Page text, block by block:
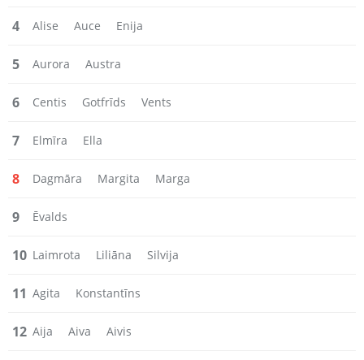
4 Alise Auce Enija
5 Aurora Austra
6 Centis Gotfrīds Vents
7 Elmīra Ella
8 Dagmāra Margita Marga
9 Ēvalds
10 Laimrota Liliāna Silvija
11 Agita Konstantīns
12 Aija Aiva Aivis